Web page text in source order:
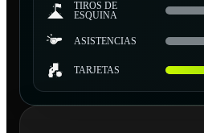
TIROS DE
ESQUINA
ASISTENCIAS
TARJETAS